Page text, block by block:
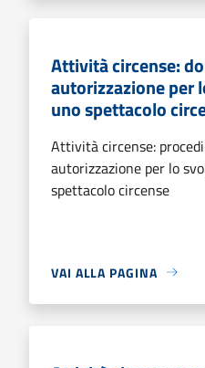
Attività circense:
autorizzazione per
uno spettacolo
Attività circense:
autorizzazione per lo
spettacolo circense
VAI ALLA PAGINA